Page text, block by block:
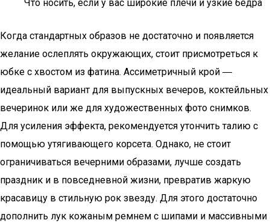
Что носить, если у вас широкие плечи и узкие бедра
Когда стандартных образов не достаточно и появляется
желание ослеплять окружающих, стоит присмотреться к
юбке с хвостом из фатина. Ассиметричный крой ―
идеальный вариант для выпускных вечеров, коктейльных
вечеринок или же для художественных фото снимков.
Для усиления эффекта, рекомендуется утончить талию с
помощью утягивающего корсета. Однако, не стоит
ограничиваться вечерними образами, лучше создать
праздник и в повседневной жизни, превратив жаркую
красавицу в стильную рок звезду. Для этого достаточно
дополнить лук кожаным ремнем с шипами и массивными